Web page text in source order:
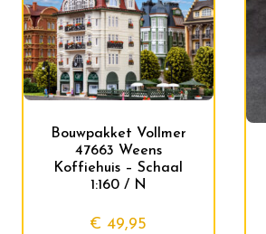
Bouwpakket Vollmer
47663 Weens
Koffiehuis – Schaal
1:160 / N
€ 49,95